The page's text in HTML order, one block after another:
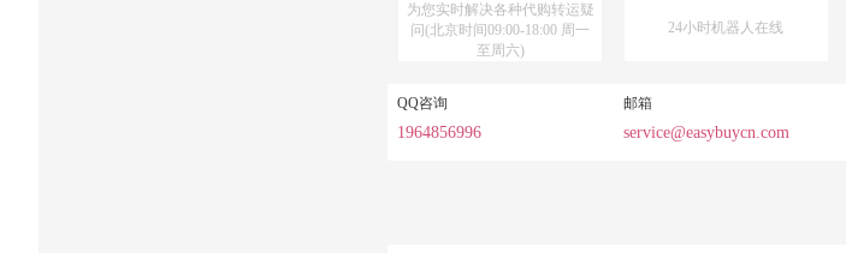
为您实时解决各种代购转运疑
问(北京时间09:00-18:00 周一
至周六)
24小时机器人在线
QQ咨询
1964856996
邮箱
service@easybuycn.com